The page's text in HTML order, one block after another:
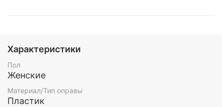
Характеристики
Пол
Женские
Материал/Тип оправы
Пластик